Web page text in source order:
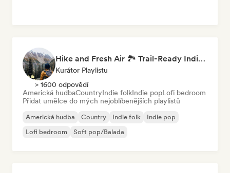
Hike and Fresh Air 🏞️ Trail-Ready Indie Folk & Acoustic
Kurátor Playlistu
> 1600 odpovědí
Americká hudbaCountryIndie folkIndie popLofi bedroom
Přidat umělce do mých nejoblíbenějších playlistů
Americká hudba Country Indie folk
Indie pop
Lofi bedroom
Soft pop/Balada